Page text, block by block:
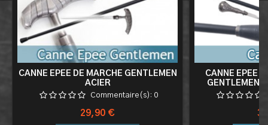
CANNE EPEE DE MARCHE GENTLEMEN
ACIER
Commentaire(s): 0
Prix
29,90 €
CANNE EPEE
GENTLEMEN